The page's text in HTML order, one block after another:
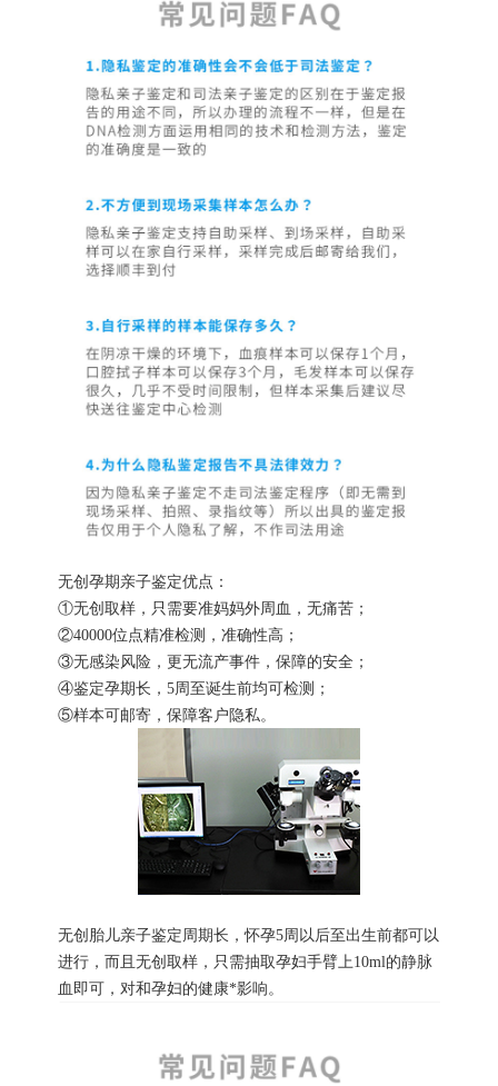
无创孕期亲子鉴定优点：
①无创取样，只需要准妈妈外周血，无痛苦；
②40000位点精准检测，准确性高；
③无感染风险，更无流产事件，保障的安全；
④鉴定孕期长，5周至诞生前均可检测；
⑤样本可邮寄，保障客户隐私。
无创胎儿亲子鉴定周期长，怀孕5周以后至出生前都可以
进行，而且无创取样，只需抽取孕妇手臂上10ml的静脉
血即可，对和孕妇的健康*影响。